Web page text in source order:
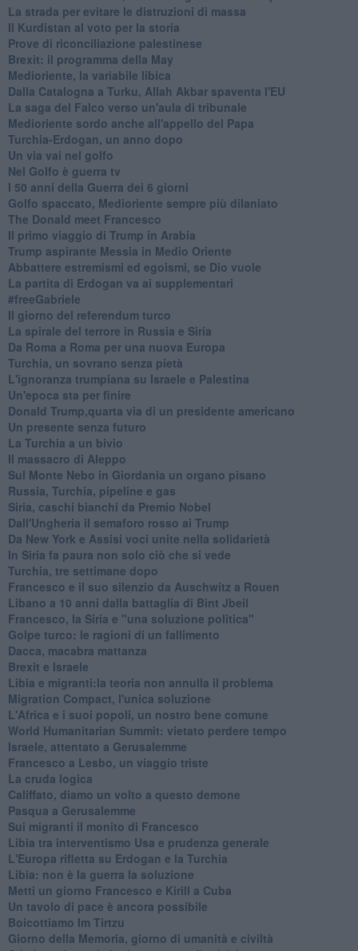
La strada per evitare le distruzioni di massa
Il Kurdistan al voto per la storia
Prove di riconciliazione palestinese
Brexit: il programma della May
Medioriente, la variabile libica
Dalla Catalogna a Turku, Allah Akbar spaventa l'EU
La saga del Falco verso un'aula di tribunale
Medioriente sordo anche all'appello del Papa
Turchia-Erdogan, un anno dopo
Un via vai nel golfo
Nel Golfo è guerra tv
I 50 anni della Guerra dei 6 giorni
Golfo spaccato, Medioriente sempre più dilaniato
The Donald meet Francesco
Il primo viaggio di Trump in Arabia
Trump aspirante Messia in Medio Oriente
Abbattere estremismi ed egoismi, se Dio vuole
La partita di Erdogan va ai supplementari
#freeGabriele
Il giorno del referendum turco
La spirale del terrore in Russia e Siria
Da Roma a Roma per una nuova Europa
Turchia, un sovrano senza pietà
L'ignoranza trumpiana su Israele e Palestina
Un'epoca sta per finire
Donald Trump,quarta via di un presidente americano
Un presente senza futuro
La Turchia a un bivio
Il massacro di Aleppo
Sul Monte Nebo in Giordania un organo pisano
Russia, Turchia, pipeline e gas
Siria, caschi bianchi da Premio Nobel
Dall'Ungheria il semaforo rosso ai Trump
Da New York e Assisi voci unite nella solidarietà
In Siria fa paura non solo ciò che si vede
Turchia, tre settimane dopo
Francesco e il suo silenzio da Auschwitz a Rouen
Libano a 10 anni dalla battaglia di Bint Jbeil
Francesco, la Siria e "una soluzione politica"
Golpe turco: le ragioni di un fallimento
Dacca, macabra mattanza
Brexit e Israele
Libia e migranti:la teoria non annulla il problema
Migration Compact, l'unica soluzione
L'Africa e i suoi popoli, un nostro bene comune
World Humanitarian Summit: vietato perdere tempo
Israele, attentato a Gerusalemme
Francesco a Lesbo, un viaggio triste
La cruda logica
Califfato, diamo un volto a questo demone
Pasqua a Gerusalemme
Sui migranti il monito di Francesco
Libia tra interventismo Usa e prudenza generale
L'Europa rifletta su Erdogan e la Turchia
Libia: non è la guerra la soluzione
Metti un giorno Francesco e Kirill a Cuba
Un tavolo di pace è ancora possibile
Boicottiamo Im Tirtzu
Giorno della Memoria, giorno di umanità e civiltà